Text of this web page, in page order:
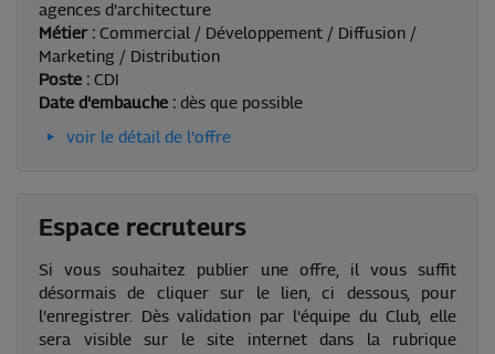
agences d'architecture
Métier : Commercial / Développement / Diffusion /
Marketing / Distribution
Poste : CDI
Date d'embauche : dès que possible
voir le détail de l'offre
Espace recruteurs
Si vous souhaitez publier une offre, il vous suffit
désormais de cliquer sur le lien, ci dessous, pour
l'enregistrer. Dès validation par l'équipe du Club, elle
sera visible sur le site internet dans la rubrique